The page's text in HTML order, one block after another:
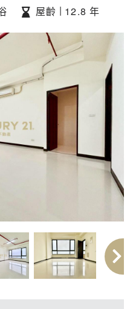
屋齡 | 12.8 年